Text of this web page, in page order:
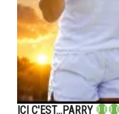
ICI C'EST...PARRY